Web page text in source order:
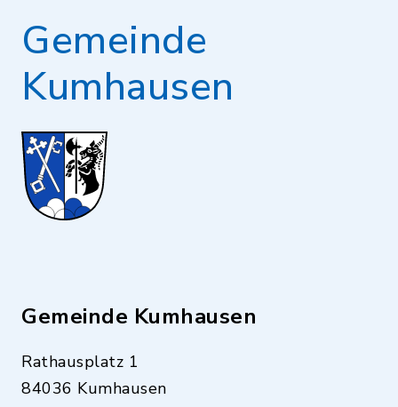
Gemeinde
Kumhausen
Gemeinde Kumhausen
Rathausplatz 1
84036 Kumhausen